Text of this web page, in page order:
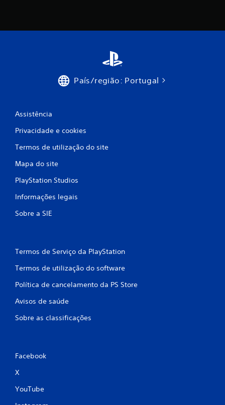
País/região: Portugal
Assistência
Privacidade e cookies
Termos de utilização do site
Mapa do site
PlayStation Studios
Informações legais
Sobre a SIE
Termos de Serviço da PlayStation
Termos de utilização do software
Política de cancelamento da PS Store
Avisos de saúde
Sobre as classificações
Facebook
X
YouTube